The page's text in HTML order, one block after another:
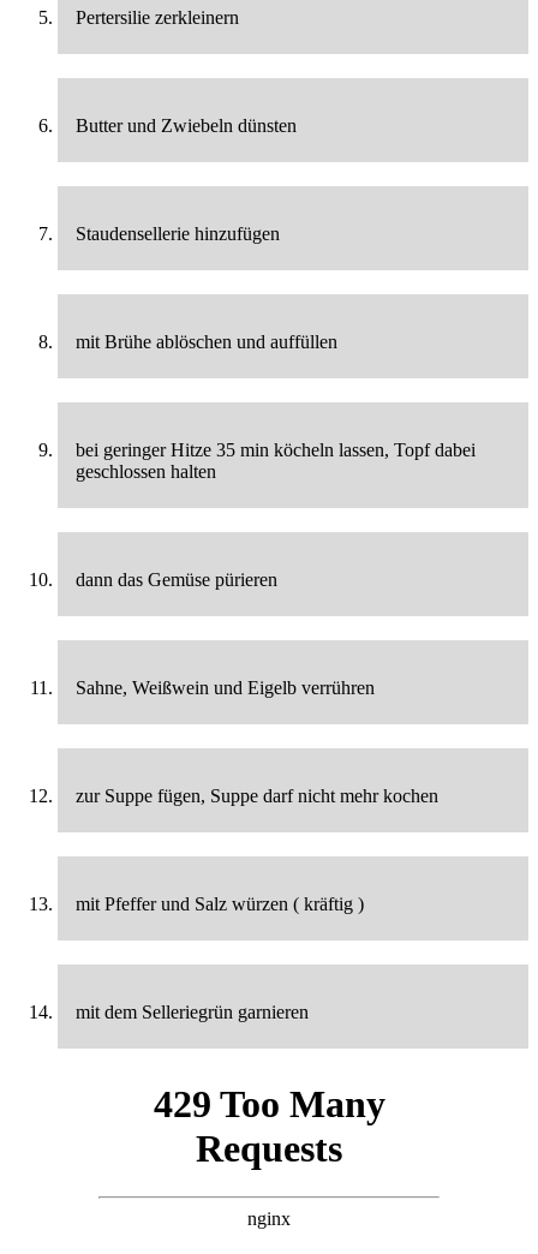
Pertersilie zerkleinern
Butter und Zwiebeln dünsten
Staudensellerie hinzufügen
mit Brühe ablöschen und auffüllen
bei geringer Hitze 35 min köcheln lassen, Topf dabei
geschlossen halten
dann das Gemüse pürieren
Sahne, Weißwein und Eigelb verrühren
zur Suppe fügen, Suppe darf nicht mehr kochen
mit Pfeffer und Salz würzen ( kräftig )
mit dem Selleriegrün garnieren